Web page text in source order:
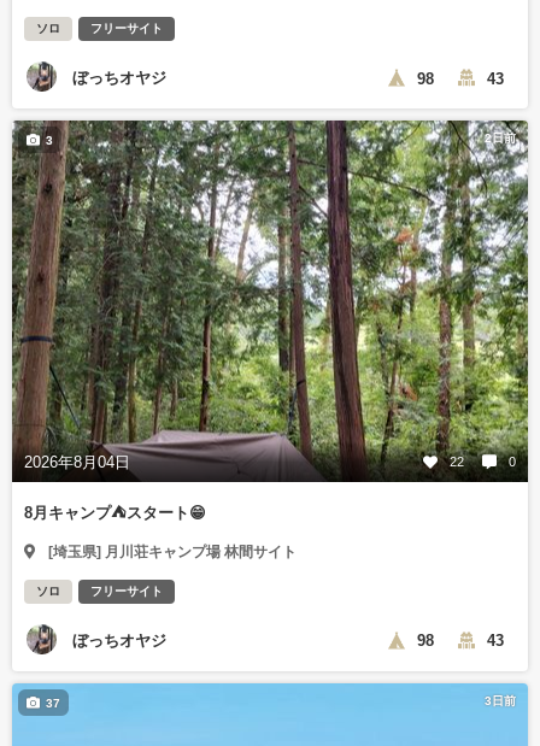
ソロ フリーサイト
ぼっちオヤジ 98 43
2日前
2026年8月04日 22 0
3
8月キャンプ⛺️スタート😁
[埼玉県] 月川荘キャンプ場 林間サイト
ソロ フリーサイト
ぼっちオヤジ 98 43
3日前
37